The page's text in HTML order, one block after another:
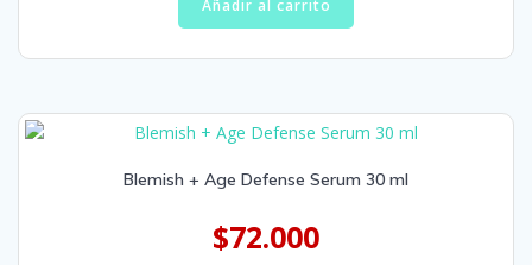
Añadir al carrito
Blemish + Age Defense Serum 30 ml
$72.000